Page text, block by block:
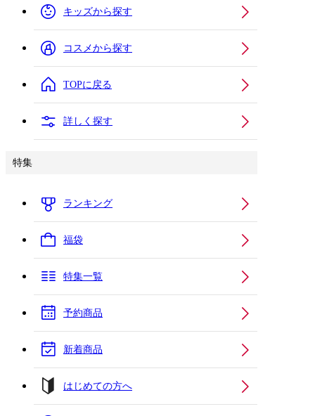
キッズから探す
コスメから探す
TOPに戻る
詳しく探す
特集
ランキング
福袋
特集一覧
予約商品
新着商品
はじめての方へ